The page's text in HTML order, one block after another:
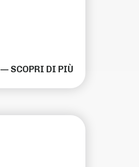
— SCOPRI DI PIÙ